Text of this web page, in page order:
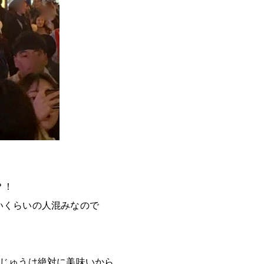
らいの人混みなので
ゅうは絶対に美味いから